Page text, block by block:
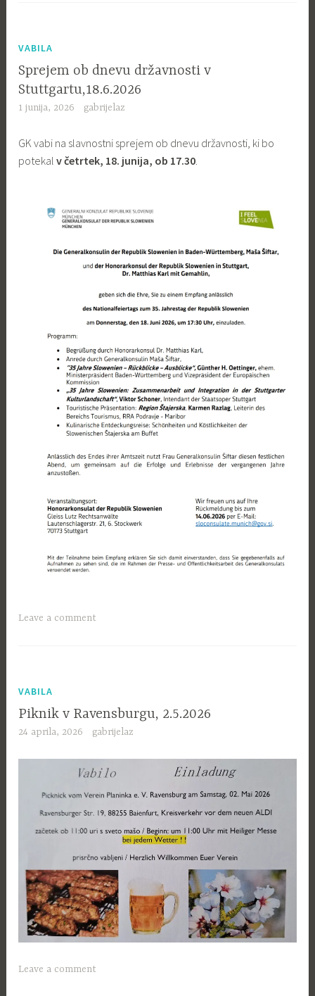
VABILA
Sprejem ob dnevu državnosti v
Stuttgartu,18.6.2026
1 junija, 2026 gabrijelaz
GK vabi na slavnostni sprejem ob dnevu državnosti, ki bo
potekalv četrtek, 18. junija, ob 17.30.
Leave a comment
VABILA
Piknik v Ravensburgu, 2.5.2026
24 aprila, 2026 gabrijelaz
Leave a comment